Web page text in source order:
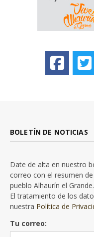
BOLETÍN DE NOTICIAS
Date de alta en nuestro
correo con el resumen
pueblo Alhaurín el Grande.
El tratamiento de los
nuestra Política de
Tu correo: